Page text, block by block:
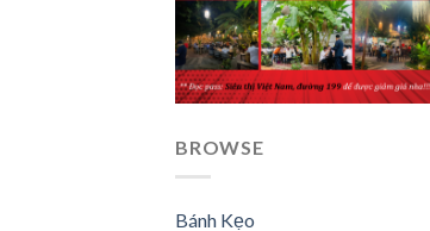
BROWSE
Bánh Kẹo